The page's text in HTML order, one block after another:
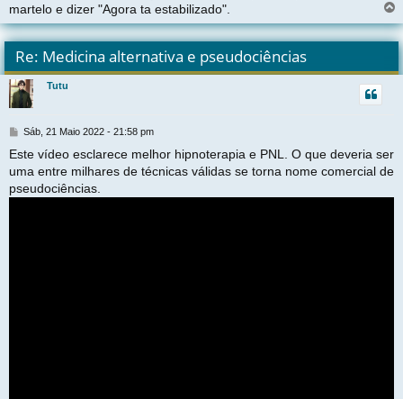
martelo e dizer "Agora ta estabilizado".
o
t
r
Re: Medicina alternativa e pseudociências
Tutu
M
n
s
a
g
Sáb, 21 Maio 2022 - 21:58 pm
Este vídeo esclarece melhor hipnoterapia e PNL. O que deveria ser
uma entre milhares de técnicas válidas se torna nome comercial de
pseudociências.